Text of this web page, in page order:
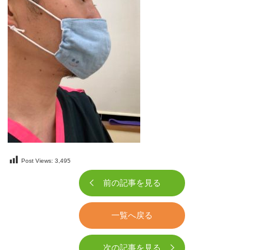
Post Views: 3,495
前の記事を見る
一覧へ戻る
次の記事を見る